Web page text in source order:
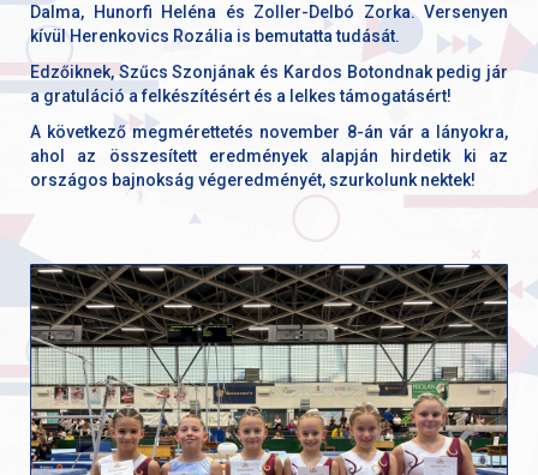
Dalma, Hunorfi Heléna és Zoller-Delbó Zorka. Versenyen
kívül Herenkovics Rozália is bemutatta tudását.
Edzőiknek, Szűcs Szonjának és Kardos Botondnak pedig jár
a gratuláció a felkészítésért és a lelkes támogatásért!
A következő megmérettetés november 8-án vár a lányokra,
ahol az összesített eredmények alapján hirdetik ki az
országos bajnokság végeredményét, szurkolunk nektek!